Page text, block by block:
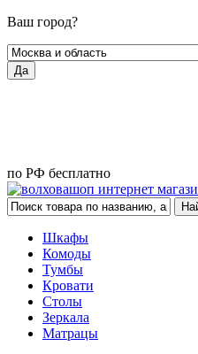
Ваш город?
Да
по РФ бесплатно
Шкафы
Комоды
Тумбы
Кровати
Столы
Зеркала
Матрацы